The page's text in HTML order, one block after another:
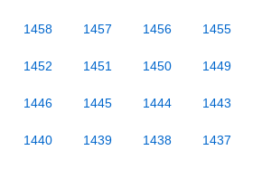
1458 1457 1456 1455
1452 1451 1450 1449
1446 1445 1444 1443
1440 1439 1438 1437